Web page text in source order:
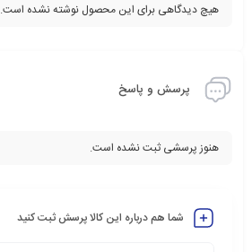
هیچ دیدگاهی برای این محصول نوشته نشده است.
پرسش و پاسخ
هنوز پرسشی ثبت نشده است.
شما هم درباره این کالا پرسش ثبت کنید